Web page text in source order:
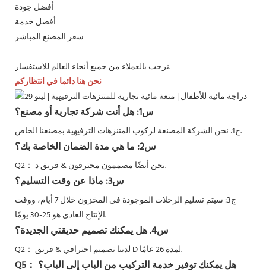
أفضل جودة
أفضل خدمة
سعر المصنع المباشر
نرحب بالعملاء من جميع أنحاء العالم للاستفسار.
نحن هنا دائما في انتظاركم
س1: هل أنت شركة تجارية أو مصنع؟
ج1: نحن الشركة المصنعة لركوب المتنزهات الترفيهية بمصنعنا الخاص.
س2: ما هي مدة الضمان الخاصة بك؟
Q2： نحن أيضًا مصممون محترفون & فريق د.
س3: ماذا عن وقت التسليم؟
ج3: سيتم تسليم الرحلات الموجودة في المخزون خلال 7 أيام، ووقت
الإنتاج العادي هو 25-30 يومًا.
س4. هل يمكنك تصميم حديقتي الجديدة؟
Q2： لدينا تصميم احترافي & فريق D لمدة 26 عامًا.
Q5： هل يمكنك توفير خدمة التركيب من الباب إلى الباب؟